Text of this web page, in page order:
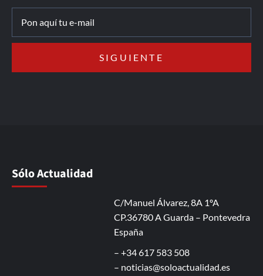
Sólo Actualidad
C/Manuel Álvarez, 8A 1ºA
CP.36780 A Guarda – Pontevedra
España
– +34 617 583 508
– noticias@soloactualidad.es